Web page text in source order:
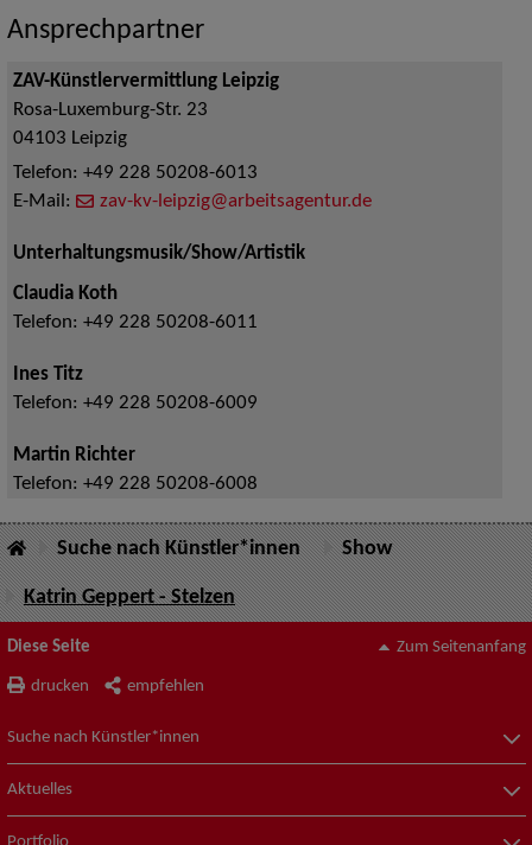
Ansprechpartner
ZAV-Künstlervermittlung Leipzig
Rosa-Luxemburg-Str. 23
04103 Leipzig
Telefon: +49 228 50208-6013
E-Mail:
zav-kv-leipzig@arbeitsagentur.de
Unterhaltungsmusik/Show/Artistik
Claudia Koth
Telefon: +49 228 50208-6011
Ines Titz
Telefon: +49 228 50208-6009
Martin Richter
Telefon: +49 228 50208-6008
Suche nach Künstler*innen Show
Katrin Geppert - Stelzen
Diese Seite
drucken empfehlen
Zum Seitenanfang
Suche nach Künstler*innen
Aktuelles